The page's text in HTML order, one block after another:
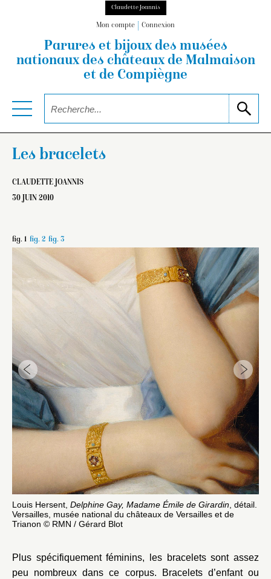
Claudette Joannis
Mon compte Connexion
Parures et bijoux des musées
nationauxdes châteaux de Malmaison
et de Compiègne
Les bracelets
CLAUDETTE JOANNIS
30 JUIN 2010
fig. 1 fig. 2 fig. 3
Louis Hersent, Delphine Gay, Madame Émile de Girardin, détail.
Versailles, musée national du châteaux de Versailles et de
Trianon © RMN / Gérard Blot
Plus spécifiquement féminins, les bracelets sont assez
peu nombreux dans ce corpus. Bracelets d’enfant ou